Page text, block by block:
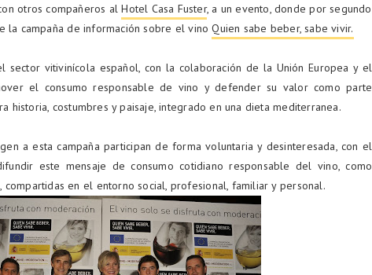
otros compañeros alHotel Casa Fuster, a un evento, donde por segundo
la campaña de información sobre el vinoQuien sabe beber, sabe vivir.
sector vitivinícola español, con la colaboración de la Unión Europea y el
el consumo responsable de vino y defender su valor como parte
historia, costumbres y paisaje, integrado en una dieta mediterranea.
a esta campaña participan de forma voluntaria y desinteresada, con el
este mensaje de consumo cotidiano responsable del vino, como
en el entorno social, profesional, familiar y personal.